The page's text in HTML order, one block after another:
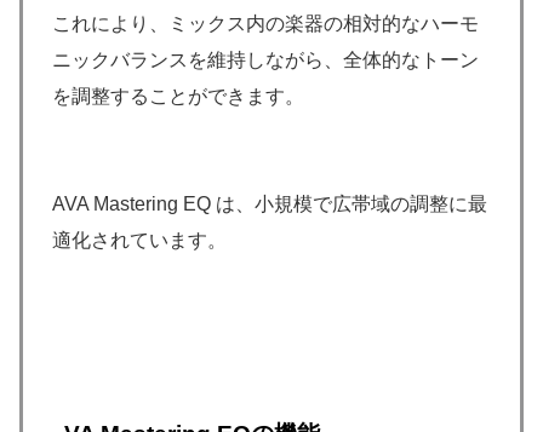
これにより、ミックス内の楽器の相対的なハーモ
ニックバランスを維持しながら、全体的なトーン
を調整することができます。
AVA Mastering EQ は、小規模で広帯域の調整に最
適化されています。